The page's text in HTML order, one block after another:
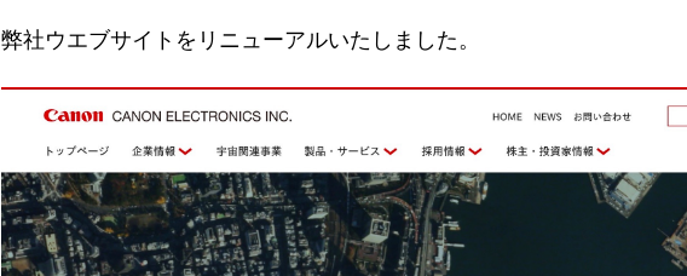
弊社ウエブサイトをリニューアルいたしました。